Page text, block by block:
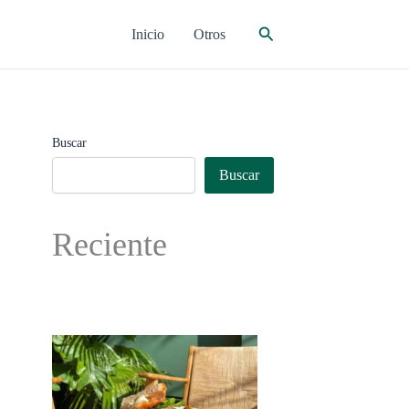
Inicio Otros Buscar
Buscar
Buscar
Reciente